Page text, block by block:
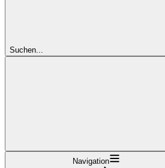
Suchen...
Navigation